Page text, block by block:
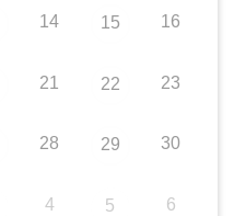
14 15 16
21 22 23
28 29 30
4 5 6